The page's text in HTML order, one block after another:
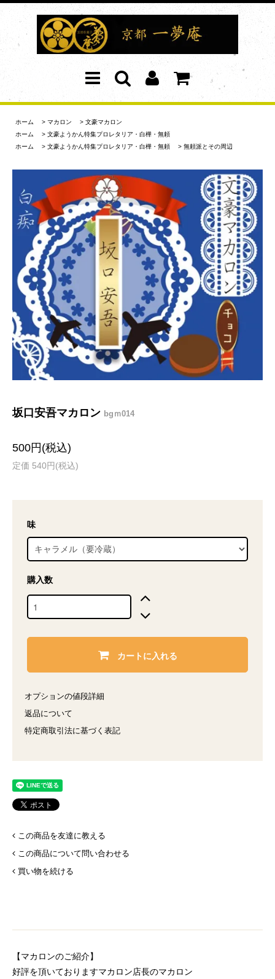
ホーム > マカロン > 文豪マカロン
ホーム
> 文豪ようかん特集プロレタリア・白樺・無頼
ホーム
> 文豪ようかん特集プロレタリア・白樺・無頼 > 無頼派とその周辺
坂口安吾マカロン bgｍ014
500円(税込)
定価 540円(税込)
味
購入数
カートに入れる
オプションの値段詳細
返品について
特定商取引法に基づく表記
この商品を友達に教える
この商品について問い合わせる
買い物を続ける
【マカロンのご紹介】
好評を頂いておりますマカロン店長のマカロン